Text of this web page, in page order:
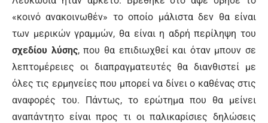
«κοινό ανακοινωθέν» το οποίο μάλιστα δεν θα είναι
των μερικών γραμμών, θα είναι η αδρή περίληψη του
σχεδίου λύσης, που θα επιδιωχθεί και όταν μπουν σε
λεπτομέρειες οι διαπραγματευτές θα διανθιστεί με
όλες τις ερμηνείες που μπορεί να δίνει ο καθένας στις
αναφορές του. Πάντως, το ερώτημα που θα μείνει
αναπάντητο είναι προς τι οι παλικαρίσιες δηλώσεις